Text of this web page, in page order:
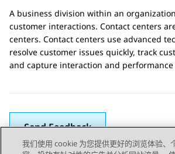
A business division within an
customer interactions. Contact centers
centers. Contact centers use advanced
resolve customer issues quickly, track
and capture interaction and performance
Send Feedback
我们使用 cookie 为您提供更好的浏览体验、